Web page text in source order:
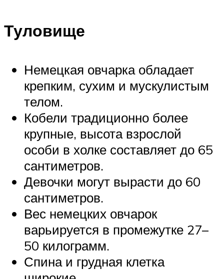
Туловище
Немецкая овчарка обладает
крепким, сухим и мускулистым
телом.
Кобели традиционно более
крупные, высота взрослой
особи в холке составляет до 65
сантиметров.
Девочки могут вырасти до 60
сантиметров.
Вес немецких овчарок
варьируется в промежутке 27–
50 килограмм.
Спина и грудная клетка